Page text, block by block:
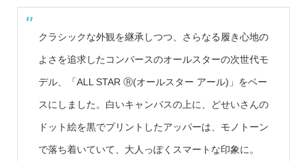
クラシックな外観を継承しつつ、さらなる履き心地の
よさを追求したコンバースのオールスターの次世代モ
デル、「ALL STAR Ⓡ(オールスター アール)」をベー
スにしました。白いキャンバスの上に、どせいさんの
ドット絵を黒でプリントしたアッパーは、モノトーン
で落ち着いていて、大人っぽくスマートな印象に。